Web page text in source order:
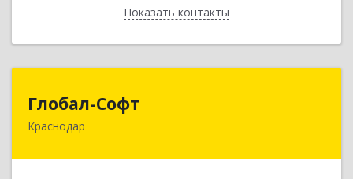
Показать контакты
Назад
Глобал-Софт
Краснодар350018, Краснодарский край, Краснодар г,